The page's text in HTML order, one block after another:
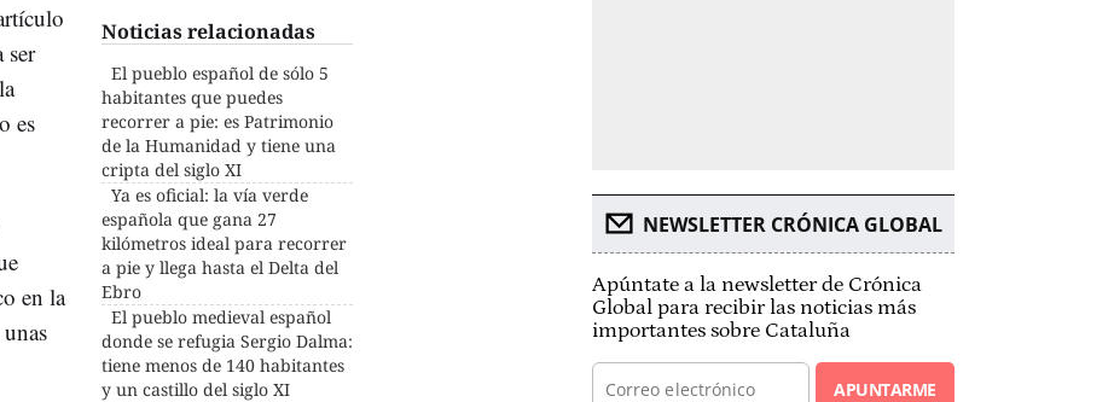
Noticias relacionadas
El pueblo español de sólo 5
habitantes que puedes
recorrer a pie: es Patrimonio
de la Humanidad y tiene una
cripta del siglo XI
Ya es oficial: la vía verde
española que gana 27
kilómetros ideal para recorrer
a pie y llega hasta el Delta del
Ebro
El pueblo medieval español
donde se refugia Sergio Dalma:
tiene menos de 140 habitantes
y un castillo del siglo XI
ser
es
en la
NEWSLETTER CRÓNICA GLOBAL
Apúntate a la newsletter de Crónica
Global para recibir las noticias más
importantes sobre Cataluña
APUNTARME